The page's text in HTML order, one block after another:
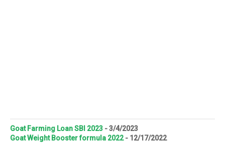
Goat Farming Loan SBI 2023 - 3/4/2023
Goat Weight Booster formula 2022- 12/17/2022